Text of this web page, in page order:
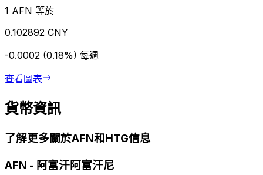
1 AFN 等於
0.102892 CNY
-0.0002 (0.18%) 每週
查看圖表
貨幣資訊
了解更多關於AFN和HTG信息
AFN - 阿富汗阿富汗尼